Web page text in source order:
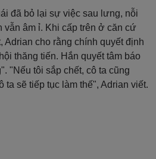
đã bỏ lại sự việc sau lưng, nỗi
vẫn âm ỉ. Khi cấp trên ở căn cứ
Adrian cho rằng chính quyết định
thăng tiến. Hắn quyết tâm báo
"Nếu tôi sắp chết, cô ta cũng
ta sẽ tiếp tục làm thế", Adrian viết.